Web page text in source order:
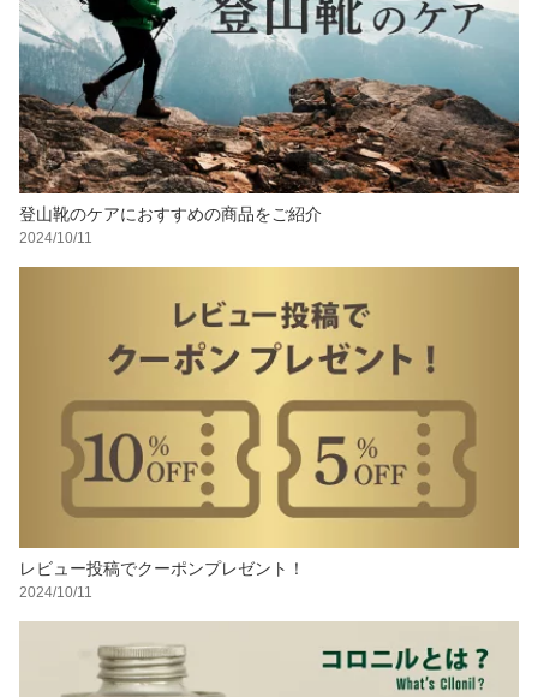
登山靴のケアにおすすめの商品をご紹介
2024/10/11
レビュー投稿でクーポンプレゼント！
2024/10/11